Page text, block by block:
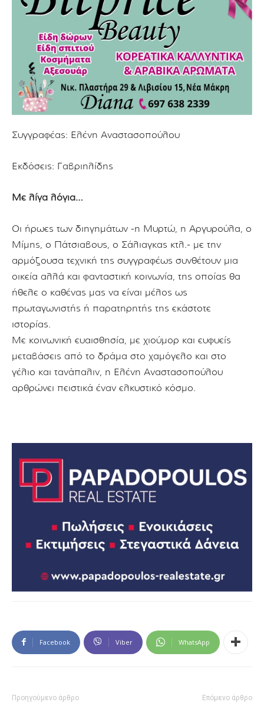
Συγγραφέας: Ελένη Αναστασοπούλου
Εκδόσεις: Γαβριηλίδης
Με λίγα λόγια…
Οι ήρωες των διηγημάτων -η Μυρτώ, η Αργυρούλα, ο
Μίμης, ο Πάτσιαβους, ο Σάλιαγκας κτλ.- με την
αρμόζουσα τεχνική της συγγραφέως συνθέτουν μια
οικεία αλλά και φανταστική κοινωνία, της οποίας θα
ήθελε ο καθένας μας να είναι μέλος ως
πρωταγωνιστής ή παρατηρητής της εκάστοτε
ιστορίας.
Με κοινωνική ευαισθησία, με χιούμορ και ευφυείς
μεταβάσεις από το δράμα στο χαμόγελο και στο
γέλιο και τανάπαλιν, η Ελένη Αναστασοπούλου
αρθρώνει πειστικά έναν ελκυστικό κόσμο.
Facebook Viber WhatsApp
Προηγούμενο άρθρο Επόμενο άρθρο